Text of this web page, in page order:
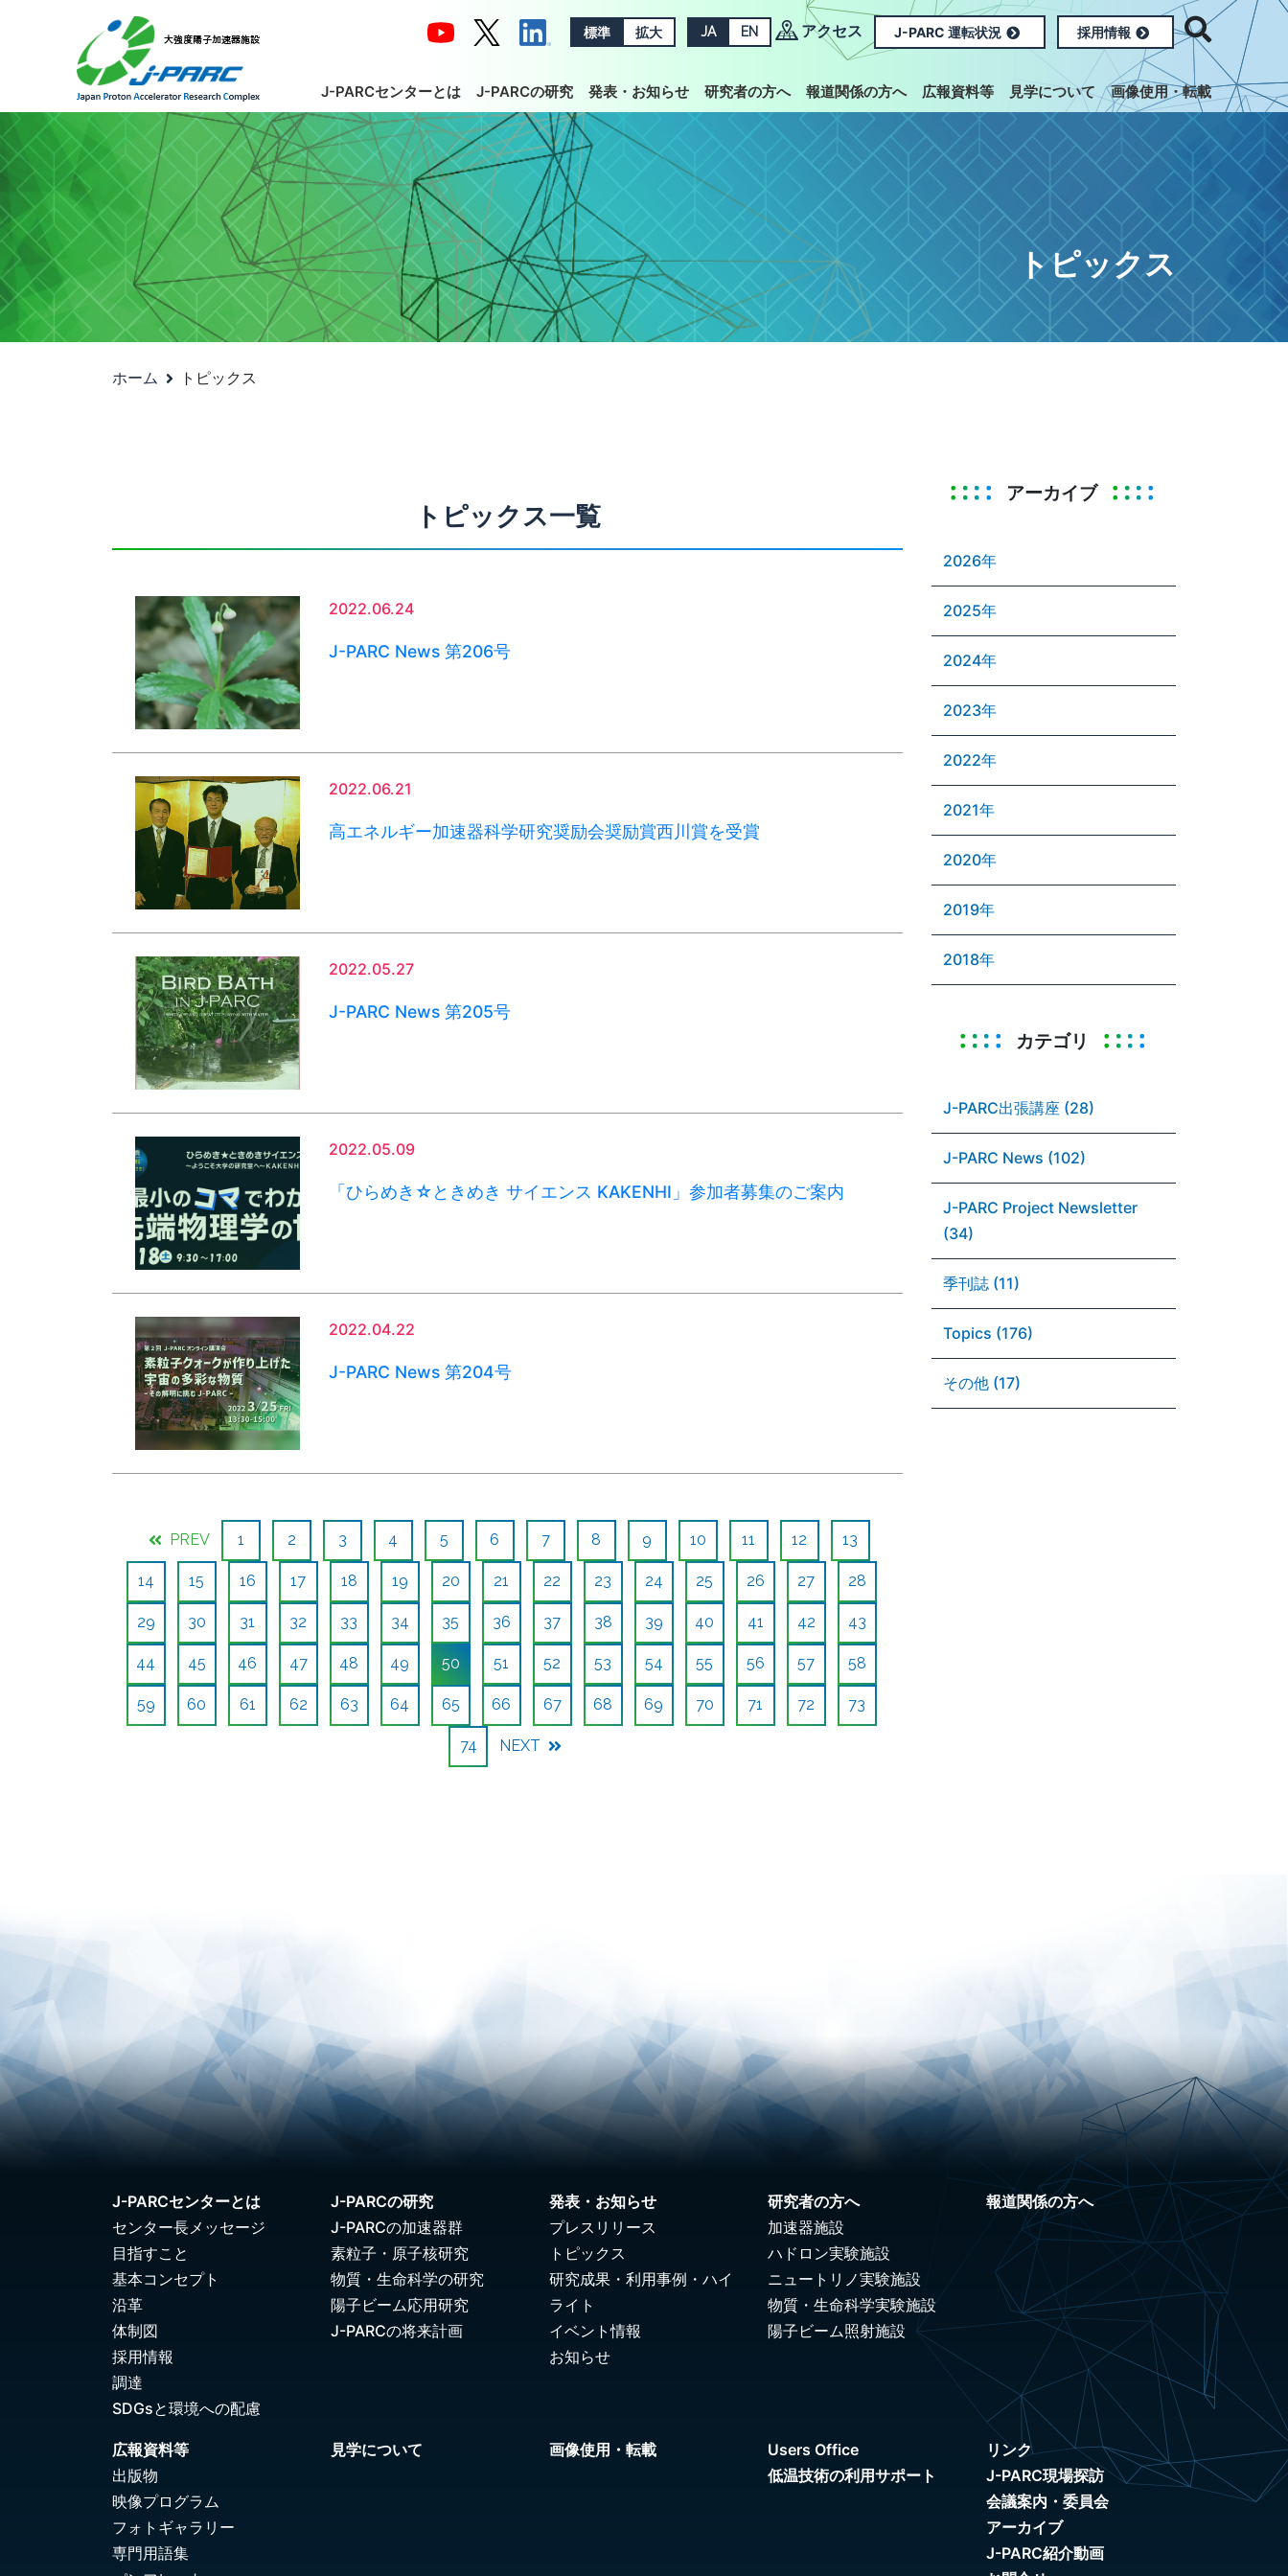
標準 拡大 JA EN アクセス J-PARC 運転状況 採用情報
J-PARCセンターとは J-PARCの研究 発表・お知らせ 研究者の方へ 報道関係の方へ 広報資料等 見学について 画像使用・転載
トピックス
ホーム トピックス
トピックス一覧
2022.06.24
J-PARC News 第206号
2022.06.21
高エネルギー加速器科学研究奨励会奨励賞西川賞を受賞
2022.05.27
J-PARC News 第205号
2022.05.09
「ひらめき☆ときめき サイエンス KAKENHI」参加者募集のご案内
2022.04.22
J-PARC News 第204号
PREV 1 2 3 4 5 6 7 8 9 10 11 12 13
14 15 16 17 18 19 20 21 22 23 24 25 26 27 28
29 30 31 32 33 34 35 36 37 38 39 40 41 42 43
44 45 46 47 48 49 50 51 52 53 54 55 56 57 58
59 60 61 62 63 64 65 66 67 68 69 70 71 72 73
74 NEXT
アーカイブ
2026年
2025年
2024年
2023年
2022年
2021年
2020年
2019年
2018年
カテゴリ
J-PARC出張講座 (28)
J-PARC News (102)
J-PARC Project Newsletter
(34)
季刊誌 (11)
Topics (176)
その他 (17)
J-PARCセンターとは
センター長メッセージ
目指すこと
基本コンセプト
沿革
体制図
採用情報
調達
SDGsと環境への配慮
J-PARCの研究
J-PARCの加速器群
素粒子・原子核研究
物質・生命科学の研究
陽子ビーム応用研究
J-PARCの将来計画
発表・お知らせ
プレスリリース
トピックス
研究成果・利用事例・ハイ
ライト
イベント情報
お知らせ
研究者の方へ
加速器施設
ハドロン実験施設
ニュートリノ実験施設
物質・生命科学実験施設
陽子ビーム照射施設
報道関係の方へ
広報資料等
出版物
映像プログラム
フォトギャラリー
専門用語集
見学について 画像使用・転載
Users Office
低温技術の利用サポート
リンク
J-PARC現場探訪
会議案内・委員会
アーカイブ
J-PARC紹介動画